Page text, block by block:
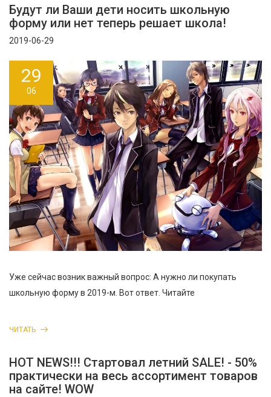
Будут ли Ваши дети носить школьную
форму или нет теперь решает школа!
2019-06-29
29
06
Уже сейчас возник важный вопрос: А нужно ли покупать
школьную форму в 2019-м. Вот ответ. Читайте
ЧИТАТЬ
HOT NEWS!!! Стартовал летний SALE! - 50%
практически на весь ассортимент товаров
на сайте! WOW